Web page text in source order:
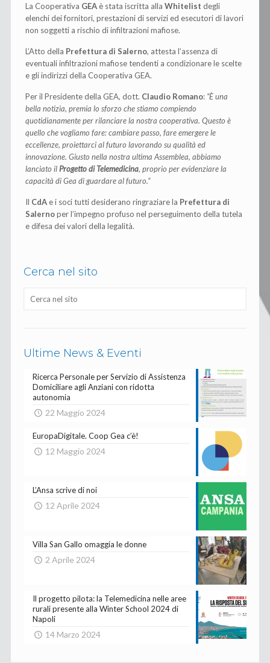
La Cooperativa GEAè stata iscritta allaWhitelistdegli
elenchi dei fornitori, prestazioni di servizi ed esecutori di lavori
non soggetti a rischio di infiltrazioni mafiose.
L’Atto della Prefettura di Salerno, attesta l’assenza di
eventuali infiltrazioni mafiose tendenti a condizionare le scelte
e gli indirizzi della Cooperativa GEA.
Per il Presidente della GEA, dott. Claudio Romano: “È una
bella notizia, premia lo sforzo che stiamo compiendo
quotidianamente per rilanciare la nostra cooperativa. Questo è
quello che vogliamo fare: cambiare passo, fare emergere le
eccellenze, proiettarci al futuro lavorando su qualità ed
innovazione. Giusto nella nostra ultima Assemblea, abbiamo
lanciato il Progetto di Telemedicina, proprio per evidenziare la
capacità di Gea di guardare al futuro.”
Il CdAe i soci tutti desiderano ringraziare la Prefettura di
Salernoper l’impegno profuso nel perseguimento della tutela
e difesa dei valori della legalità.
Cerca nel sito
Ultime News & Eventi
Ricerca Personale per Servizio di Assistenza
Domiciliare agli Anziani con ridotta
autonomia
22 Maggio 2024
EuropaDigitale. Coop Gea c’è!
12 Maggio 2024
L’Ansa scrive di noi
12 Aprile 2024
Villa San Gallo omaggia le donne
2 Aprile 2024
Il progetto pilota: la Telemedicina nelle aree
rurali presente alla Winter School 2024 di
Napoli
14 Marzo 2024